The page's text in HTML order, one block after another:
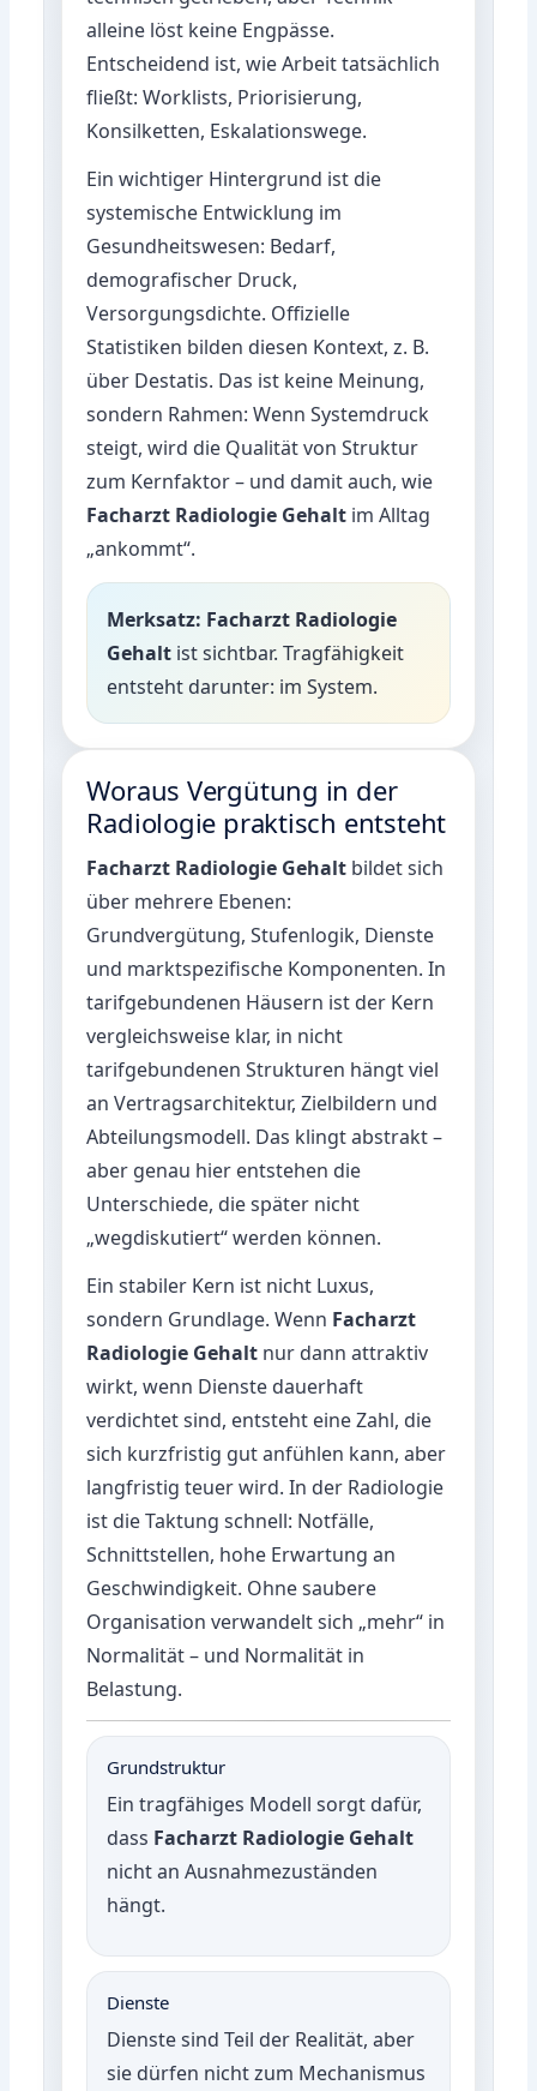
alleine löst keine Engpässe.
Entscheidend ist, wie Arbeit tatsächlich
fließt: Worklists, Priorisierung,
Konsilketten, Eskalationswege.
Ein wichtiger Hintergrund ist die
systemische Entwicklung im
Gesundheitswesen: Bedarf,
demografischer Druck,
Versorgungsdichte. Offizielle
Statistiken bilden diesen Kontext, z. B.
über Destatis. Das ist keine Meinung,
sondern Rahmen: Wenn Systemdruck
steigt, wird die Qualität von Struktur
zum Kernfaktor – und damit auch, wie
Facharzt Radiologie Gehalt im Alltag
„ankommt“.
Merksatz: Facharzt Radiologie
Gehalt ist sichtbar. Tragfähigkeit
entsteht darunter: im System.
Woraus Vergütung in der
Radiologie praktisch entsteht
Facharzt Radiologie Gehalt bildet sich
über mehrere Ebenen:
Grundvergütung, Stufenlogik, Dienste
und marktspezifische Komponenten. In
tarifgebundenen Häusern ist der Kern
vergleichsweise klar, in nicht
tarifgebundenen Strukturen hängt viel
an Vertragsarchitektur, Zielbildern und
Abteilungsmodell. Das klingt abstrakt –
aber genau hier entstehen die
Unterschiede, die später nicht
„wegdiskutiert“ werden können.
Ein stabiler Kern ist nicht Luxus,
sondern Grundlage. Wenn Facharzt
Radiologie Gehalt nur dann attraktiv
wirkt, wenn Dienste dauerhaft
verdichtet sind, entsteht eine Zahl, die
sich kurzfristig gut anfühlen kann, aber
langfristig teuer wird. In der Radiologie
ist die Taktung schnell: Notfälle,
Schnittstellen, hohe Erwartung an
Geschwindigkeit. Ohne saubere
Organisation verwandelt sich „mehr“ in
Normalität – und Normalität in
Belastung.
Grundstruktur
Ein tragfähiges Modell sorgt dafür,
dass Facharzt Radiologie Gehalt
nicht an Ausnahmezuständen
hängt.
Dienste
Dienste sind Teil der Realität, aber
sie dürfen nicht zum Mechanismus